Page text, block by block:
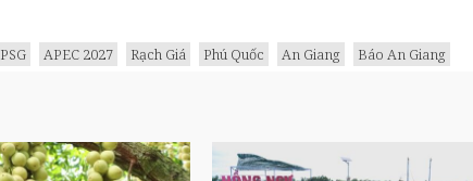
PSG APEC 2027 Rạch Giá Phú Quốc An Giang Báo An Giang